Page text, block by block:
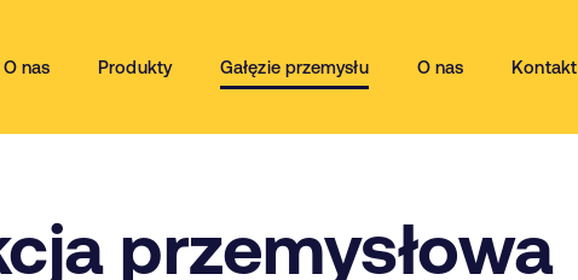
O nas Produkty Gałęzie przemysłu O nas Kontakt
przemysłowa